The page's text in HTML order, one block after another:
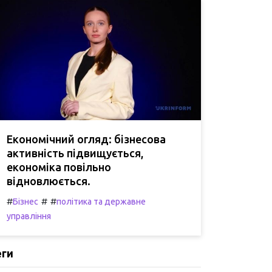
Економічний огляд: бізнесова
активність підвищується,
економіка повільно
відновлюється.
#Бізнес # #політика та державне
управління